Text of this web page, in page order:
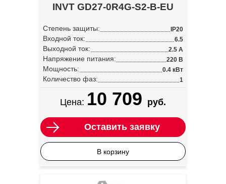
INVT GD27-0R4G-S2-B-EU
Степень защиты: IP20
Входной ток: 6.5
Выходной ток: 2.5 А
Напряжение питания: 220 В
Мощность: 0.4 кВт
Количество фаз: 1
Цена: 10 709 руб.
Оставить заявку
В корзину